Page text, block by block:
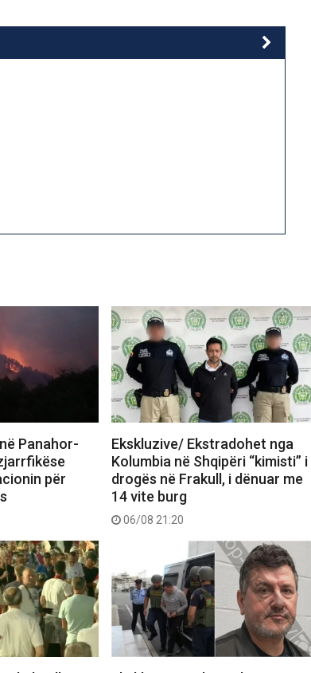
Panahor-
për
Ekskluzive/ Ekstradohet nga
Kolumbia në Shqipëri “kimisti” i
drogës në Frakull, i dënuar me
14 vite burg
06/08 21:20